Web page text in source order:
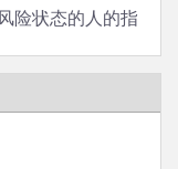
险状态的人的指